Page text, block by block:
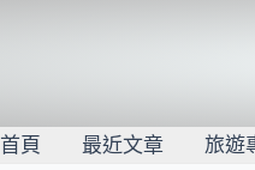
首頁 最近文章 旅遊